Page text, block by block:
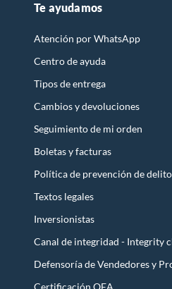
Te ayudamos
Atención por WhatsApp
Centro de ayuda
Tipos de entrega
Cambios y devoluciones
Seguimiento de mi orden
Boletas y facturas
Política de prevención de
Textos legales
Inversionistas
Canal de integridad - Integrity
Defensoría de Vendedores y